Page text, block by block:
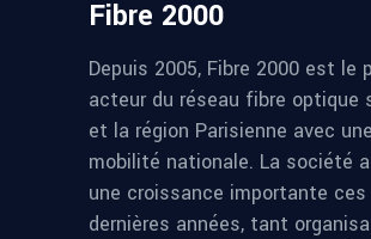
Fibre 2000
Depuis 2005, Fibre 2000 est le
acteur du réseau fibre optique
et la région Parisienne avec une
mobilité nationale. La société
une croissance importante ces
dernières années, tant